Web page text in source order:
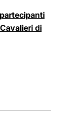
di